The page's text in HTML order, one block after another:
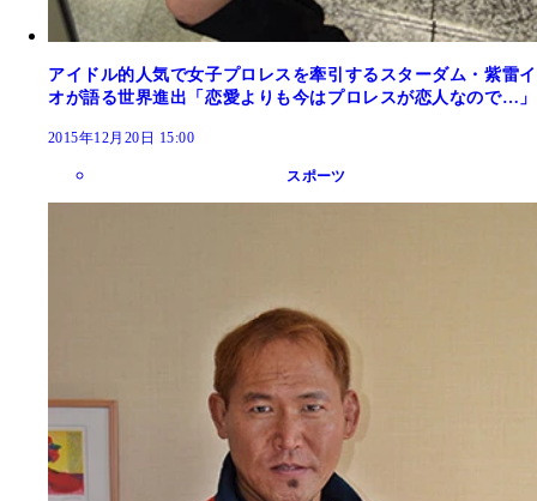
アイドル的人気で女子プロレスを牽引するスターダム・紫雷イ
オが語る世界進出「恋愛よりも今はプロレスが恋人なので…」
2015年12月20日 15:00
スポーツ